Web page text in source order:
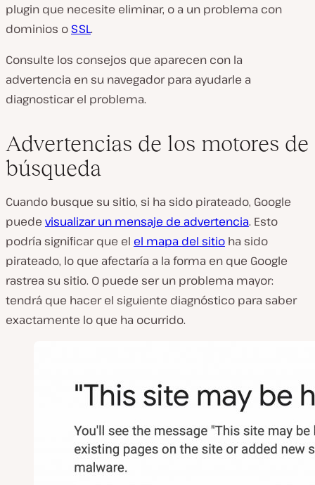
plugin que necesite eliminar, o a un problema con
dominios o SSL.
Consulte los consejos que aparecen con la
advertencia en su navegador para ayudarle a
diagnosticar el problema.
Advertencias de los motores de
búsqueda
Cuando busque su sitio, si ha sido pirateado, Google
puede visualizar un mensaje de advertencia. Esto
podría significar que el el mapa del sitio ha sido
pirateado, lo que afectaría a la forma en que Google
rastrea su sitio. O puede ser un problema mayor:
tendrá que hacer el siguiente diagnóstico para saber
exactamente lo que ha ocurrido.